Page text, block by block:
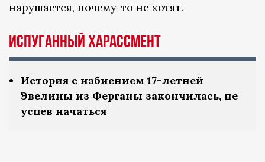
нарушается, почему-то не хотят.
Испуганный харассмент
История с избиением 17-летней
Эвелины из Ферганы закончилась, не
успев начаться